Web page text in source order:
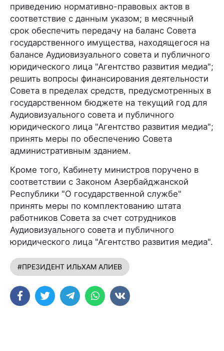
приведению нормативно-правовых актов в
соответствие с данным указом; в месячный
срок обеспечить передачу на баланс Совета
государственного имущества, находящегося на
балансе Аудиовизуального совета и публичного
юридического лица "Агентство развития медиа";
решить вопросы финансирования деятельности
Совета в пределах средств, предусмотренных в
государственном бюджете на текущий год для
Аудиовизуального совета и публичного
юридического лица "Агентство развития медиа";
принять меры по обеспечению Совета
административным зданием.
Кроме того, Кабинету министров поручено в
соответствии с Законом Азербайджанской
Республики "О государственной службе"
принять меры по комплектованию штата
работников Совета за счет сотрудников
Аудиовизуального совета и публичного
юридического лица "Агентство развития медиа".
#ПРЕЗИДЕНТ ИЛЬХАМ АЛИЕВ